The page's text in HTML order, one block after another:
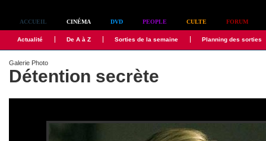
ACCUEIL CINÉMA DVD PEOPLE CULTE FORUM
Actualité De A à Z Sorties de la semaine Planning des sorties
Galerie Photo
Détention secrète